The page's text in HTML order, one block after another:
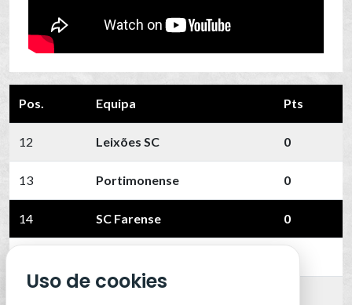
Pos. Equipa Pts
12 Leixões SC 0
13 Portimonense 0
14 SC Farense 0
Uso de cookies